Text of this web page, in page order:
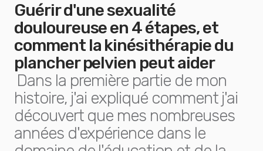
Guérir d'une sexualité
douloureuse en 4 étapes, et
comment la kinésithérapie du
plancher pelvien peut aider
Dans la première partie de mon
histoire, j'ai expliqué comment j'ai
découvert que mes nombreuses
années d'expérience dans le